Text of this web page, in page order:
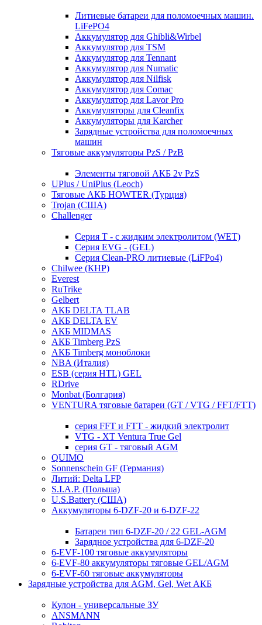
Литиевые батареи для поломоечных машин.
LiFePO4
Аккумулятор для Ghibli&Wirbel
Аккумулятор для TSM
Аккумулятор для Tennant
Аккумулятор для Numatic
Аккумулятор для Nilfisk
Аккумулятор для Comac
Аккумулятор для Lavor Pro
Аккумуляторы для Cleanfix
Аккумуляторы для Karcher
Зарядные устройства для поломоечных
машин
Тяговые аккумуляторы PzS / PzB
Элементы тяговой АКБ 2v PzS
UPlus / UniPlus (Leoch)
Тяговые АКБ HOWTER (Турция)
Trojan (США)
Challenger
Серия T - с жидким электролитом (WET)
Серия EVG - (GEL)
Серия Clean-PRO литиевые (LiFPo4)
Chilwee (КНР)
Everest
RuTrike
Gelbert
АКБ DELTA TLAB
АКБ DELTA EV
АКБ MIDMAS
АКБ Timberg PzS
АКБ Timberg моноблоки
NBA (Италия)
ESB (серия HTL) GEL
RDrive
Monbat (Болгария)
VENTURA тяговые батареи (GT / VTG / FFT/FTT)
серия FFT и FTT - жидкий электролит
VTG - XT Ventura True Gel
серия GT - тяговый AGM
QUIMO
Sonnenschein GF (Германия)
Литий: Delta LFP
S.I.A.P. (Польша)
U.S.Battery (США)
Аккумуляторы 6-DZF-20 и 6-DZF-22
Батареи тип 6-DZF-20 / 22 GEL-AGM
Зарядное устройства для 6-DZF-20
6-EVF-100 тяговые аккумуляторы
6-EVF-80 аккумуляторы тяговые GEL/AGM
6-EVF-60 тяговые аккумуляторы
Зарядные устройства для AGM, Gel, Wet АКБ
Кулон - универсальные ЗУ
ANSMANN